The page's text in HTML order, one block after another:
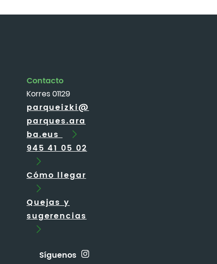
Contacto
Korres 01129
parqueizki@
parques.ara
ba.eus
945 41 05 02
Cómo llegar
Quejas y
sugerencias
Síguenos